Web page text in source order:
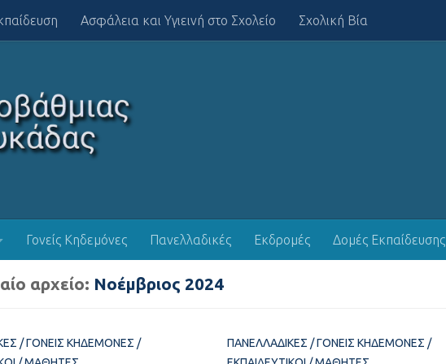
Ασφάλεια και Υγιεινή στο Σχολείο Σχολική Βία
Γονείς Κηδεμόνες Πανελλαδικές Εκδρομές Δομές Εκπαίδευσης
αρχείο: Νοέμβριος 2024
/ΓΟΝΕΊΣ ΚΗΔΕΜΌΝΕΣ /
ΠΑΝΕΛΛΑΔΙΚΈΣ /ΓΟΝΕΊΣ ΚΗΔΕΜΌΝΕΣ /